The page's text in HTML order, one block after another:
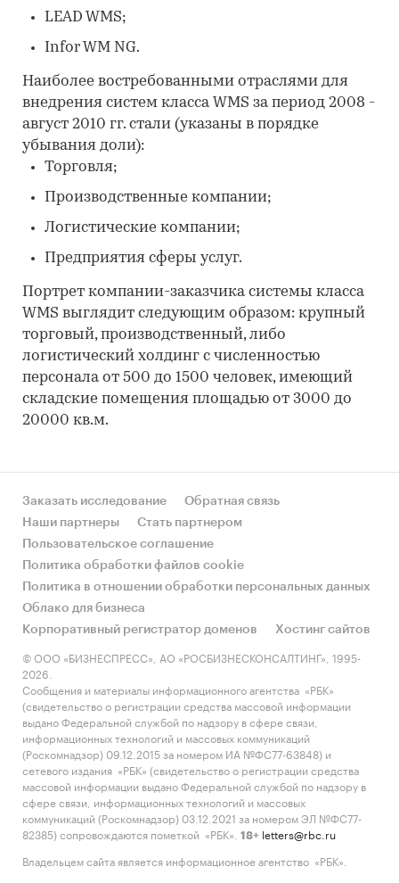
LEAD WMS;
Infor WM NG.
Наиболее востребованными отраслями для
внедрения систем класса WMS за период 2008 -
август 2010 гг. стали (указаны в порядке
убывания доли):
Торговля;
Производственные компании;
Логистические компании;
Предприятия сферы услуг.
Портрет компании-заказчика системы класса
WMS выглядит следующим образом: крупный
торговый, производственный, либо
логистический холдинг с численностью
персонала от 500 до 1500 человек, имеющий
складские помещения площадью от 3000 до
20000 кв.м.
Заказать исследование
Обратная связь
Наши партнеры
Стать партнером
Пользовательское соглашение
Политика обработки файлов cookie
Политика в отношении обработки персональных данных
Облако для бизнеса
Корпоративный регистратор доменов
Хостинг сайтов
© ООО «БИЗНЕСПРЕСС», АО «РОСБИЗНЕСКОНСАЛТИНГ», 1995-
2026.
Сообщения и материалы информационного агентства «РБК»
(свидетельство о регистрации средства массовой информации
выдано Федеральной службой по надзору в сфере связи,
информационных технологий и массовых коммуникаций
(Роскомнадзор) 09.12.2015 за номером ИА №ФС77-63848) и
сетевого издания «РБК» (свидетельство о регистрации средства
массовой информации выдано Федеральной службой по надзору в
сфере связи, информационных технологий и массовых
коммуникаций (Роскомнадзор) 03.12.2021 за номером ЭЛ №ФС77-
82385) сопровождаются пометкой «РБК».
18+ letters@rbc.ru
Владельцем сайта является информационное агентство «РБК».